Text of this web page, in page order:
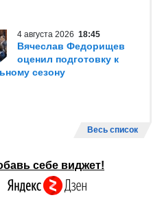
4 августа 2026 18:45
Вячеслав Федорищев
оценил подготовку к
сезону
Весь список
себе виджет!